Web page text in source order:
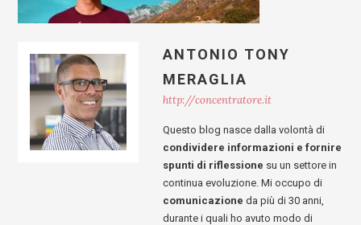
ANTONIO TONY
MERAGLIA
http://concentratore.it
Questo blog nasce dalla volontà di
condividere informazioni e fornire
spunti di riflessione su un settore in
continua evoluzione. Mi occupo di
comunicazione da più di 30 anni,
durante i quali ho avuto modo di